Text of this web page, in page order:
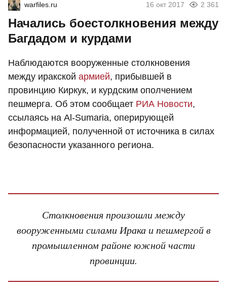
warfiles.ru 16 окт 2017 2 361
Начались боестолкновения между
Багдадом и курдами
Наблюдаются вооруженные столкновения
между иракской армией, прибывшей в
провинцию Киркук, и курдским ополчением
пешмерга. Об этом сообщает РИА Новости,
ссылаясь на Al-Sumaria, оперирующей
информацией, полученной от источника в силах
безопасности указанного региона.
Столкновения произошли между
вооруженными силами Ирака и пешмергой в
промышленном районе южной части
провинции.